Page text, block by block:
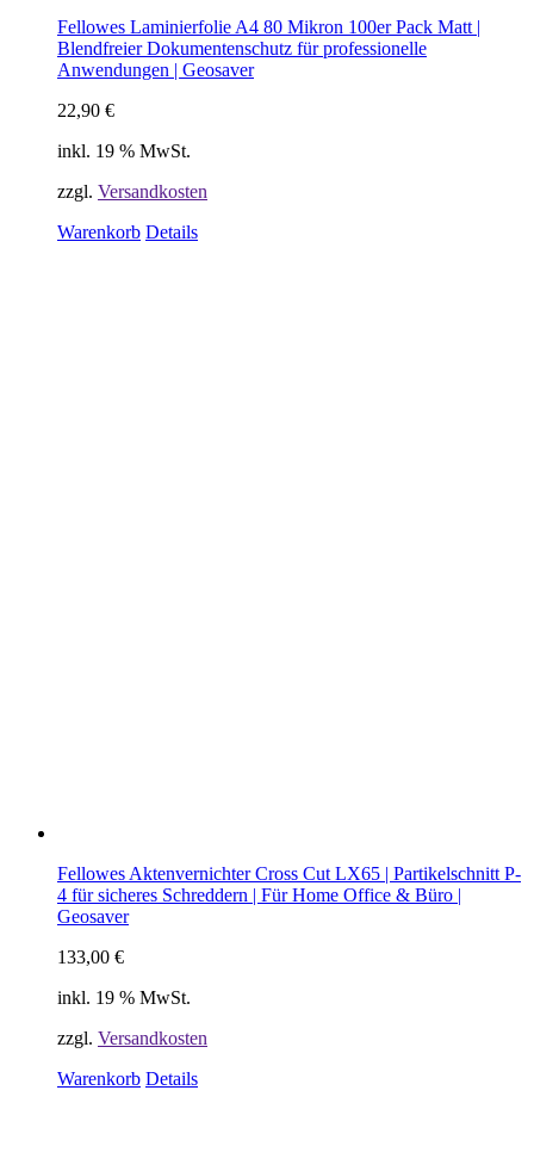
Fellowes Laminierfolie A4 80 Mikron 100er Pack Matt |
Blendfreier Dokumentenschutz für professionelle
Anwendungen | Geosaver
22,90 €
inkl. 19 % MwSt.
zzgl. Versandkosten
Warenkorb Details
Fellowes Aktenvernichter Cross Cut LX65 | Partikelschnitt P-
4 für sicheres Schreddern | Für Home Office & Büro |
Geosaver
133,00 €
inkl. 19 % MwSt.
zzgl. Versandkosten
Warenkorb Details